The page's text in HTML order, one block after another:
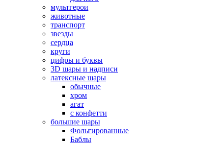
мультгерои
животные
транспорт
звезды
сердца
круги
цифры и буквы
3D шары и надписи
латексные шары
обычные
хром
агат
с конфетти
большие шары
Фольгированные
Баблы